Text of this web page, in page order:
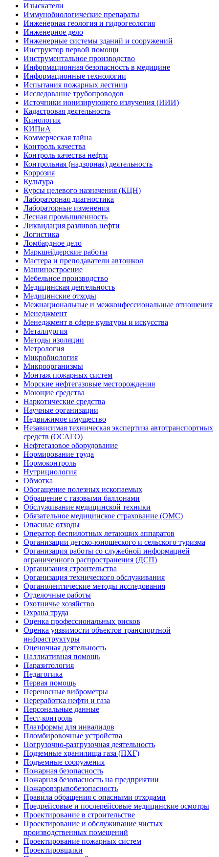
Изыскатели
Иммунобиологические препараты
Инженерная геология и гидрогеология
Инженерное дело
Инженерные системы зданий и сооружений
Инструктор первой помощи
Инструментальное производство
Информационная безопасность в медицине
Информационные технологии
Испытания пожарных лестниц
Исследование трубопроводов
Источники ионизирующего излучения (ИИИ)
Кадастровая деятельность
Кинология
КИПиА
Коммерческая тайна
Контроль качества
Контроль качества нефти
Контрольная (надзорная) деятельность
Коррозия
Культура
Курсы целевого назначения (КЦН)
Лабораторная диагностика
Лабораторные изменения
Лесная промышленность
Ликвидация разливов нефти
Логистика
Ломбардное дело
Маркшейдерские работы
Мастера и преподаватели автошкол
Машиностроение
Мебельное производство
Медицинская деятельность
Медицинские отходы
Межнациональные и межконфессиональные отношения
Менеджмент
Менеджмент в сфере культуры и искусства
Металлургия
Методы изоляции
Метрология
Микробиология
Микроорганизмы
Монтаж пожарных систем
Морские нефтегазовые месторождения
Моющие средства
Наркотические средства
Научные организации
Недвижимое имущество
Независимая техническая экспертиза автотранспортных
средств (ОСАГО)
Нефтегазовое оборудование
Нормирование труда
Нормоконтроль
Нутрициология
Обмотка
Обогащение полезных ископаемых
Обращение с газовыми баллонами
Обслуживание медицинской техники
Обязательное медицинское страхование (ОМС)
Опасные отходы
Оператор беспилотных летающих аппаратов
Организации детско-юношеского и сельского туризма
Организация работы со служебной информацией
ограниченного распространения (ДСП)
Организация строительства
Организация технического обслуживания
Органолептические методы исследования
Отделочные работы
Охотничье хозяйство
Охрана труда
Оценка профессиональных рисков
Оценка уязвимости объектов транспортной
инфраструктуры
Оценочная деятельность
Паллиативная помощь
Паразитология
Педагогика
Первая помощь
Переносные виброметры
Переработка нефти и газа
Персональные данные
Пест-контроль
Платформы для инвалидов
Пломбировочные устройства
Погрузочно-разгрузочная деятельность
Подземные хранилища газа (ПХГ)
Подъемные сооружения
Пожарная безопасность
Пожарная безопасность на предприятии
Пожаровзрывобезопасность
Правила обращения с опасными отходами
Предрейсовые и послерейсовые медицинские осмотры
Проектирование в строительстве
Проектирование и обслуживание чистых
производственных помещений
Проектирование пожарных систем
Проектировщики